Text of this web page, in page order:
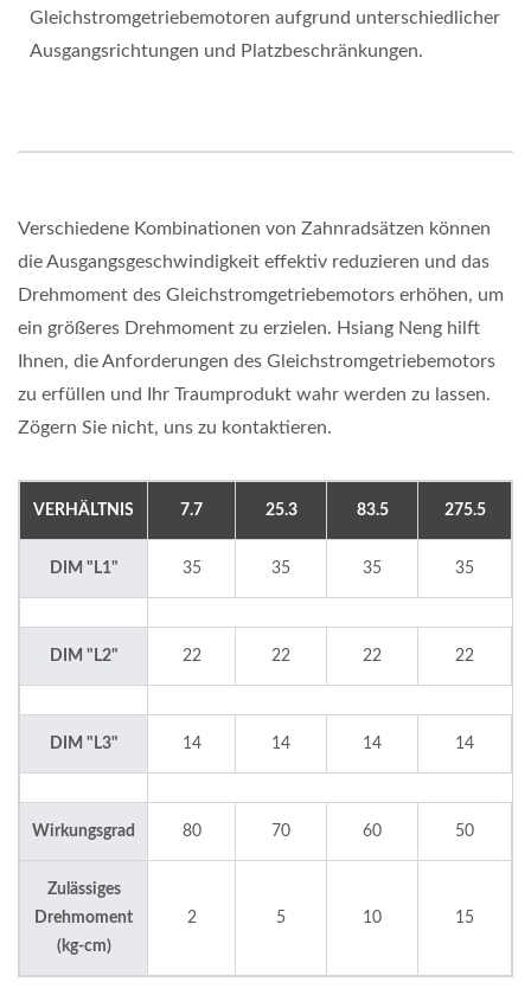
Gleichstromgetriebemotoren aufgrund unterschiedlicher
Ausgangsrichtungen und Platzbeschränkungen.
Verschiedene Kombinationen von Zahnradsätzen können
die Ausgangsgeschwindigkeit effektiv reduzieren und das
Drehmoment des Gleichstromgetriebemotors erhöhen, um
ein größeres Drehmoment zu erzielen. Hsiang Neng hilft
Ihnen, die Anforderungen des Gleichstromgetriebemotors
zu erfüllen und Ihr Traumprodukt wahr werden zu lassen.
Zögern Sie nicht, uns zu kontaktieren.
VERHÄLTNIS 7.7 25.3 83.5 275.5
DIM "L1" 35 35 35 35
DIM "L2" 22 22 22 22
DIM "L3" 14 14 14 14
Wirkungsgrad 80 70 60 50
Zulässiges
Drehmoment
(kg-cm)
2 5 10 15